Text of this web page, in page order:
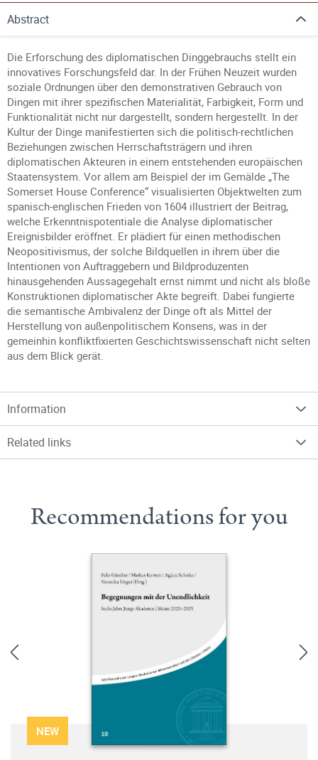
Abstract
Die Erforschung des diplomatischen Dinggebrauchs stellt ein
innovatives Forschungsfeld dar. In der Frühen Neuzeit wurden
soziale Ordnungen über den demonstrativen Gebrauch von
Dingen mit ihrer spezifischen Materialität, Farbigkeit, Form und
Funktionalität nicht nur dargestellt, sondern hergestellt. In der
Kultur der Dinge manifestierten sich die politisch-rechtlichen
Beziehungen zwischen Herrschaftsträgern und ihren
diplomatischen Akteuren in einem entstehenden europäischen
Staatensystem. Vor allem am Beispiel der im Gemälde „The
Somerset House Conference“ visualisierten Objektwelten zum
spanisch-englischen Frieden von 1604 illustriert der Beitrag,
welche Erkenntnispotentiale die Analyse diplomatischer
Ereignisbilder eröffnet. Er plädiert für einen methodischen
Neopositivismus, der solche Bildquellen in ihrem über die
Intentionen von Auftraggebern und Bildproduzenten
hinausgehenden Aussagegehalt ernst nimmt und nicht als bloße
Konstruktionen diplomatischer Akte begreift. Dabei fungierte
die semantische Ambivalenz der Dinge oft als Mittel der
Herstellung von außenpolitischem Konsens, was in der
gemeinhin konfliktfixierten Geschichtswissenschaft nicht selten
aus dem Blick gerät.
Information
Related links
Recommendations for you
NEW